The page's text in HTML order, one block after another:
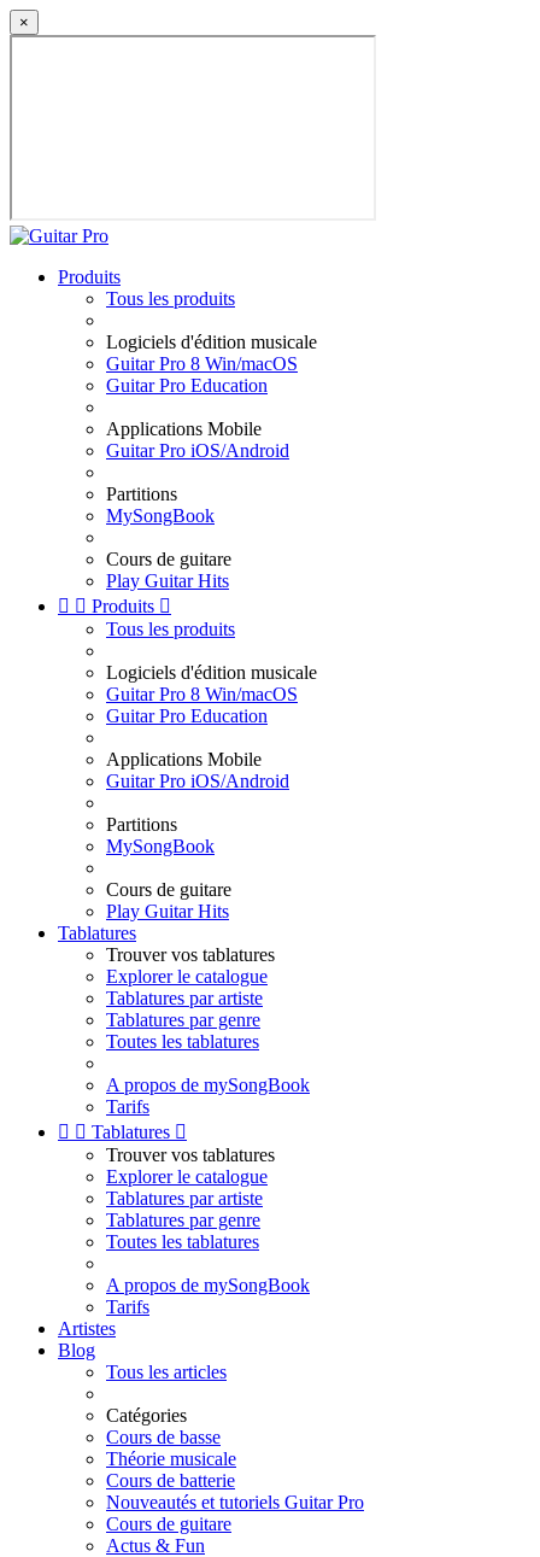
×
Produits
Tous les produits
Logiciels d'édition musicale
Guitar Pro 8 Win/macOS
Guitar Pro Education
Applications Mobile
Guitar Pro iOS/Android
Partitions
MySongBook
Cours de guitare
Play Guitar Hits
  Produits 
Tous les produits
Logiciels d'édition musicale
Guitar Pro 8 Win/macOS
Guitar Pro Education
Applications Mobile
Guitar Pro iOS/Android
Partitions
MySongBook
Cours de guitare
Play Guitar Hits
Tablatures
Trouver vos tablatures
Explorer le catalogue
Tablatures par artiste
Tablatures par genre
Toutes les tablatures
A propos de mySongBook
Tarifs
  Tablatures 
Trouver vos tablatures
Explorer le catalogue
Tablatures par artiste
Tablatures par genre
Toutes les tablatures
A propos de mySongBook
Tarifs
Artistes
Blog
Tous les articles
Catégories
Cours de basse
Théorie musicale
Cours de batterie
Nouveautés et tutoriels Guitar Pro
Cours de guitare
Actus & Fun